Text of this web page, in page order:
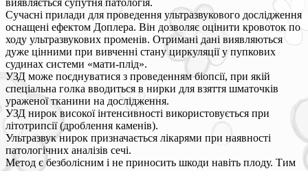
Сучасні прилади для проведення ультразвукового дослідження
оснащені ефектом Доплера. Він дозволяє оцінити кровоток по
ходу ультразвукових променів. Отримані дані виявляються
дуже цінними при вивченні стану циркуляції у пупкових
судинах системи «мати-плід».
УЗД може поєднуватися з проведенням біопсії, при якій
спеціальна голка вводиться в нирки для взяття шматочків
ураженої тканини на дослідження.
УЗД нирок високої інтенсивності використовується при
літотрипсії (дроблення каменів).
Ультразвук нирок призначається лікарями при наявності
патологічних аналізів сечі.
Метод є безболісним і не приносить шкоди навіть плоду. Тим